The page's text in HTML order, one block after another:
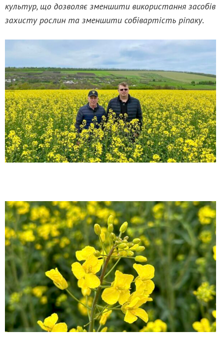
культур, що дозволяє зменшити використання засобів
захисту рослин та зменшити собівартість ріпаку.